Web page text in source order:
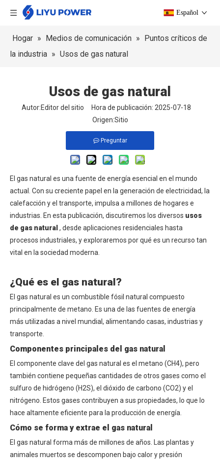
Español
Hogar » Medios de comunicación » Puntos críticos de
la industria » Usos de gas natural
Usos de gas natural
Autor:Editor del sitio Hora de publicación: 2025-07-18
Origen:Sitio
Preguntar
El gas natural es una fuente de energía esencial en el mundo
actual. Con su creciente papel en la generación de electricidad, la
calefacción y el transporte, impulsa a millones de hogares e
industrias. En esta publicación, discutiremos los diversos usos
de gas natural , desde aplicaciones residenciales hasta
procesos industriales, y exploraremos por qué es un recurso tan
vital en la sociedad moderna.
¿Qué es el gas natural?
El gas natural es un combustible fósil natural compuesto
principalmente de metano. Es una de las fuentes de energía
más utilizadas a nivel mundial, alimentando casas, industrias y
transporte.
Componentes principales del gas natural
El componente clave del gas natural es el metano (CH4), pero
también contiene pequeñas cantidades de otros gases como el
sulfuro de hidrógeno (H2S), el dióxido de carbono (CO2) y el
nitrógeno. Estos gases contribuyen a sus propiedades, lo que lo
hace altamente eficiente para la producción de energía.
Cómo se forma y extrae el gas natural
El gas natural forma más de millones de años. Las plantas y
animales muertos se descomponen bajo calor y presión